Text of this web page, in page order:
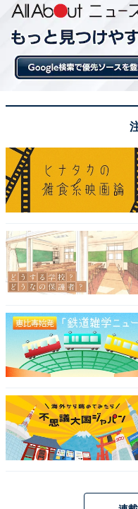
無料駐車場が400台
いるのでアクセスが
アクセス・料金情報
アクセス